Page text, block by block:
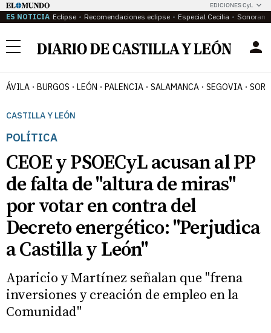
EDICIONES CyL
ES NOTICIA Eclipse Recomendaciones eclipse Especial Cecilia
Menú
ÁVILA BURGOS LEÓN PALENCIA SALAMANCA SEGOVIA
CASTILLA Y LEÓN
POLÍTICA
CEOE y PSOECyL acusan al PP
de falta de "altura de miras"
por votar en contra del
Decreto energético: "Perjudica
a Castilla y León"
Aparicio y Martínez señalan que "frena
inversiones y creación de empleo en la
Comunidad"